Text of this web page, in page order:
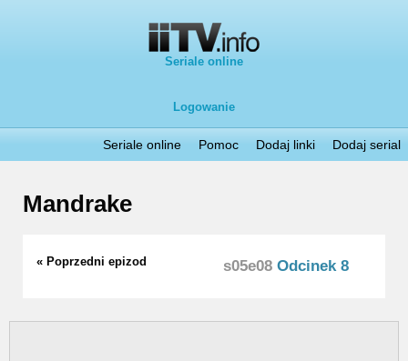
Seriale online
Logowanie
Seriale online Pomoc Dodaj linki Dodaj serial
Mandrake
« Poprzedni epizod s05e08 Odcinek 8